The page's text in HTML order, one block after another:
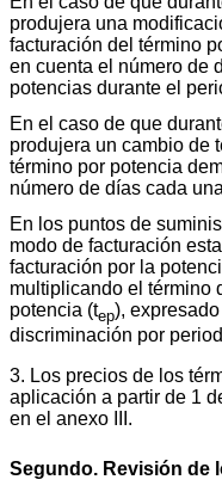
produjera una
facturación del término
en cuenta el número de
potencias durante el
En el caso de que
produjera un cambio de
término por potencia
número de días cada
En los puntos de
modo de facturación
facturación por la
multiplicando el término
potencia (tep),
discriminación por
3. Los precios de los
aplicación a partir de 1
en el anexo III.
Segundo. Revisión de